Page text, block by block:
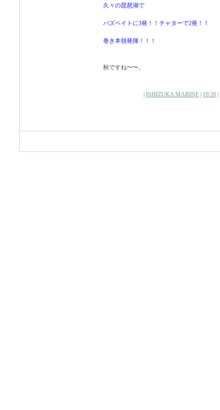
久々の琵琶湖で
バズベイトに3発！！チャターで2発！！
巻き本領発揮！！！
秋ですね〜〜。
ISHIZUKA MARINE 19:20